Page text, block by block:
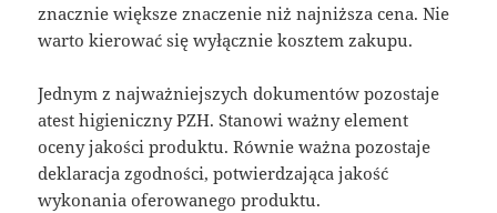
znacznie większe znaczenie niż najniższa cena. Nie
warto kierować się wyłącznie kosztem zakupu.
Jednym z najważniejszych dokumentów pozostaje
atest higieniczny PZH. Stanowi ważny element
oceny jakości produktu. Równie ważna pozostaje
deklaracja zgodności, potwierdzająca jakość
wykonania oferowanego produktu.